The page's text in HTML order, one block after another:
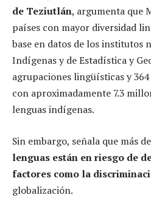
de Teziutlán, argumenta que
países con mayor diversidad
base en datos de los institutos
Indígenas y de Estadística y
agrupaciones lingüísticas y
con aproximadamente 7.3
lenguas indígenas.
Sin embargo, señala que más
lenguas están en riesgo de
factores como la
globalización.